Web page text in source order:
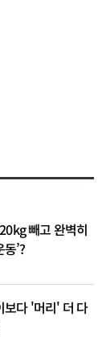
빼고 완벽히
’?
보다 '머리' 더 다